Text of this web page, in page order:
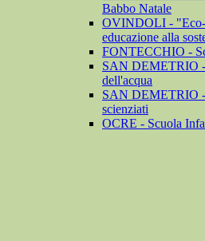
Babbo Natale
OVINDOLI - "Eco-
educazione alla
FONTECCHIO -
SAN DEMETRIO -
dell'acqua
SAN DEMETRIO
scienziati
OCRE - Scuola